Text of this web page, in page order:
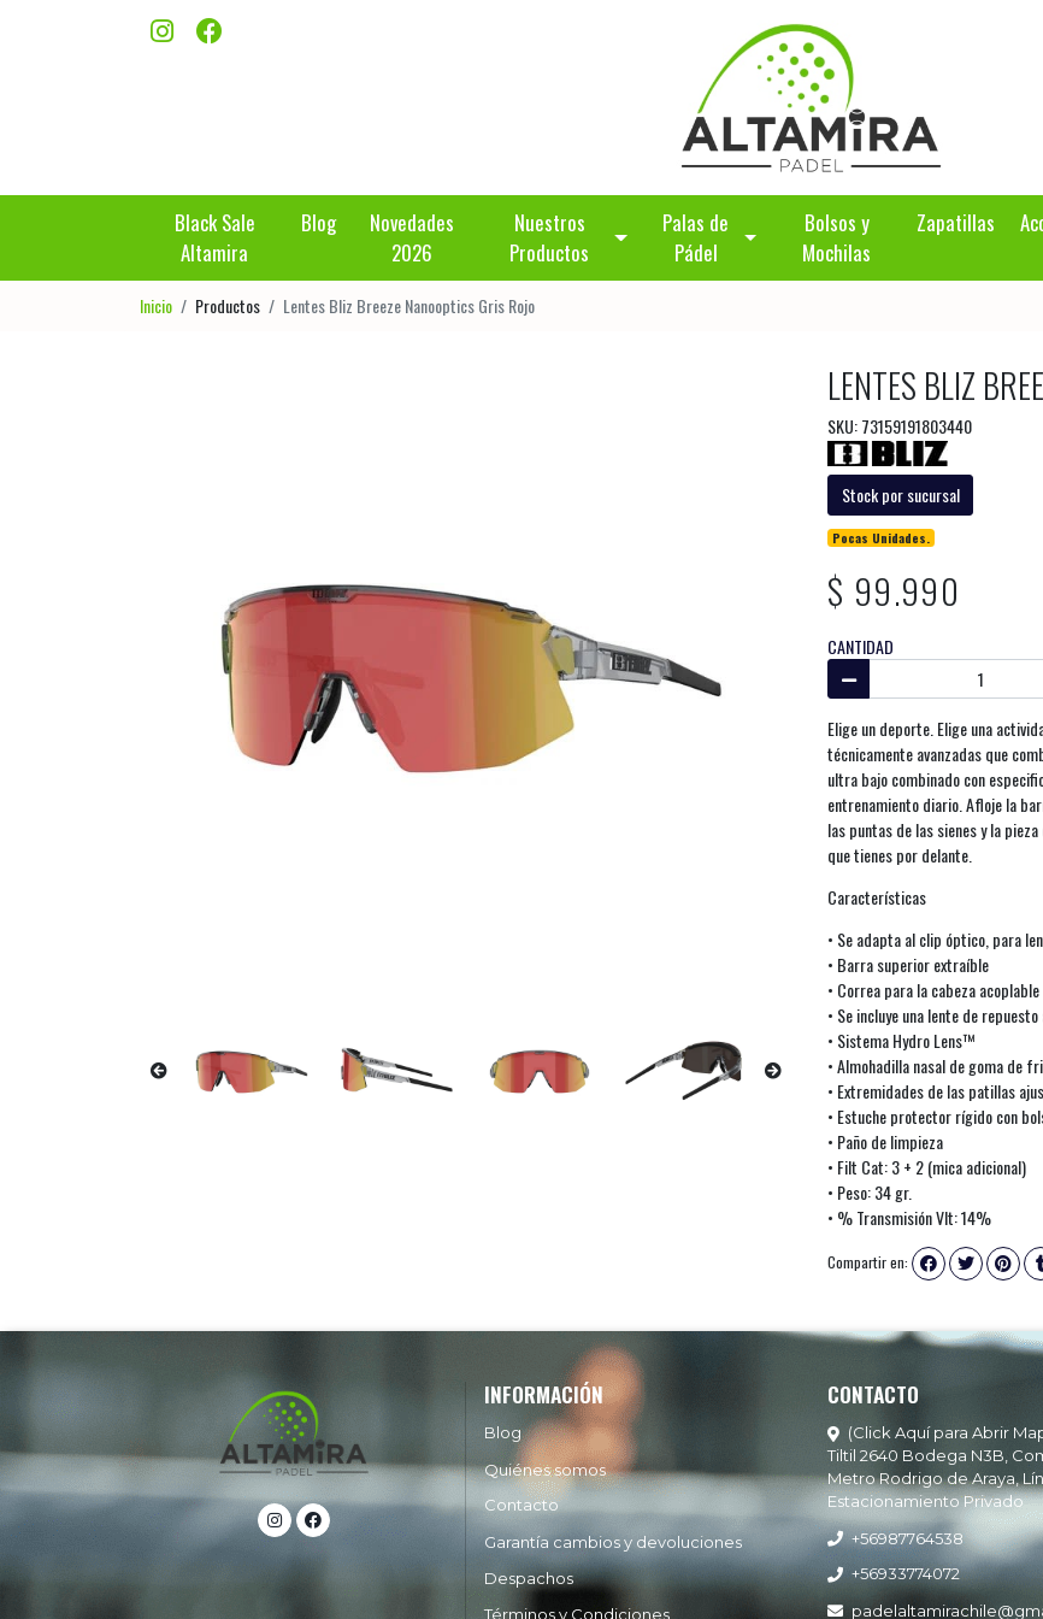
Black Sale
Altamira
Blog
Novedades
2026
Nuestros
Productos
Palas de
Pádel
Bolsos y
Mochilas
Zapatillas
Inicio Productos Lentes Bliz Breeze Nanooptics Gris Rojo
LENTES BLIZ
SKU: 73159191803440
Stock por sucursal
Pocas Unidades.
$ 99.990
CANTIDAD
Elige un deporte. Elige una
técnicamente avanzadas que
ultra bajo combinado con
entrenamiento diario. Afloje la
las puntas de las sienes y la
que tienes por delante.
Características
• Se adapta al clip óptico, para
• Barra superior extraíble
• Correa para la cabeza
• Se incluye una lente de
• Sistema Hydro Lens™
• Almohadilla nasal de goma de
• Extremidades de las patillas
• Estuche protector rígido con
• Paño de limpieza
• Filt Cat: 3 + 2 (mica adicional)
• Peso: 34 gr.
• % Transmisión Vlt: 14%
Compartir en:
INFORMACIÓN
Blog
Quiénes somos
Contacto
Garantía cambios y devoluciones
Despachos
Términos y Condiciones
CONTACTO
(Click Aquí para Abrir
Tiltil 2640 Bodega N3B,
Metro Rodrigo de Araya,
Estacionamiento Privado
+56987764538
+56933774072